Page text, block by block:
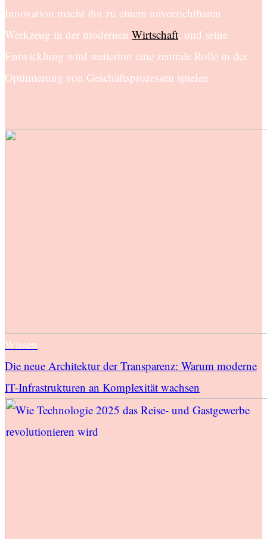
Innovation macht ihn zu einem unverzichtbaren
Werkzeug in der modernen Wirtschaft, und seine
Entwicklung wird weiterhin eine zentrale Rolle in der
Optimierung von Geschäftsprozessen spielen.
Wissen
Die neue Architektur der Transparenz: Warum moderne
IT-Infrastrukturen an Komplexität wachsen